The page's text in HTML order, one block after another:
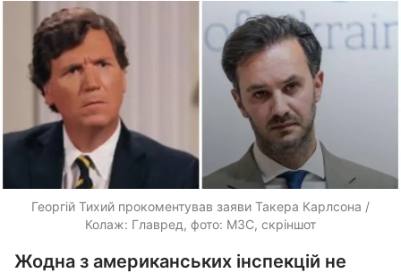
Георгій Тихий прокоментував заяви Такера Карлсона /
Колаж: Главред, фото: МЗС, скріншот
Жодна з американських інспекцій не